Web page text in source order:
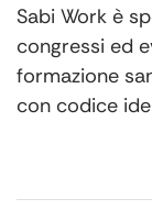
Sabi Work è
congressi ed
formazione
con codice